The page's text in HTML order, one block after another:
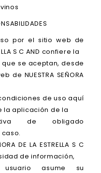
por el sitio web de
S C AND confiere la
se aceptan, desde
NUESTRA SEÑORA
condiciones de uso aquí
la aplicación de la
de obligado
DE LA ESTRELLA S C
de información,
asume su